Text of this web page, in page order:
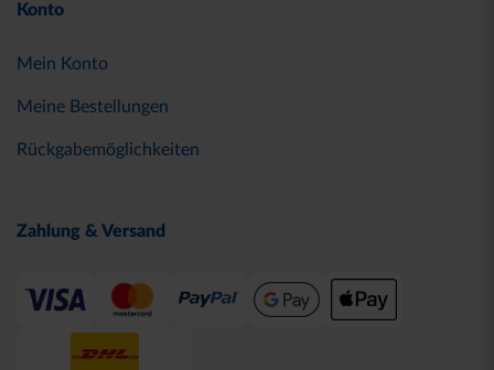
Konto
Mein Konto
Meine Bestellungen
Rückgabemöglichkeiten
Zahlung & Versand